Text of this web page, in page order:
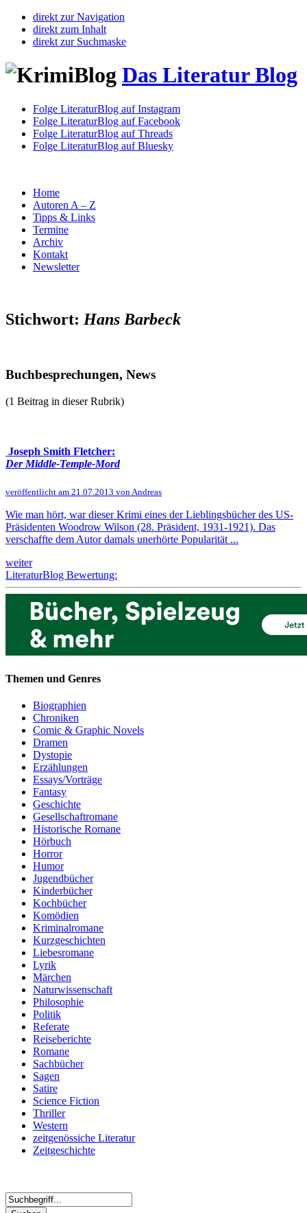
direkt zur Navigation
direkt zum Inhalt
direkt zur Suchmaske
Das Literatur Blog
Folge LiteraturBlog auf Instagram
Folge LiteraturBlog auf Facebook
Folge LiteraturBlog auf Threads
Folge LiteraturBlog auf Bluesky
Home
Autoren A – Z
Tipps & Links
Termine
Archiv
Kontakt
Newsletter
Stichwort: Hans Barbeck
Buchbesprechungen, News
(1 Beitrag in dieser Rubrik)
Joseph Smith Fletcher:
Der Middle-Temple-Mord
veröffentlicht am 21.07.2013 von Andreas
Wie man hört, war dieser Krimi eines der Lieblingsbücher des US-
Präsidenten Woodrow Wilson (28. Präsident, 1931-1921). Das
verschaffte dem Autor damals unerhörte Popularität ...
weiter
LiteraturBlog Bewertung:
Themen und Genres
Biographien
Chroniken
Comic & Graphic Novels
Dramen
Dystopie
Erzählungen
Essays/Vorträge
Fantasy
Geschichte
Gesellschaftromane
Historische Romane
Hörbuch
Horror
Humor
Jugendbücher
Kinderbücher
Kochbücher
Komödien
Kriminalromane
Kurzgeschichten
Liebesromane
Lyrik
Märchen
Naturwissenschaft
Philosophie
Politik
Referate
Reiseberichte
Romane
Sachbücher
Sagen
Satire
Science Fiction
Thriller
Western
zeitgenössiche Literatur
Zeitgeschichte